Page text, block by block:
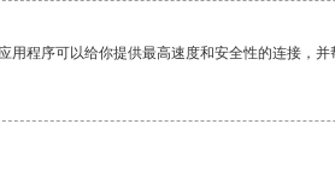
用程序可以给你提供最高速度和安全性的连接，并